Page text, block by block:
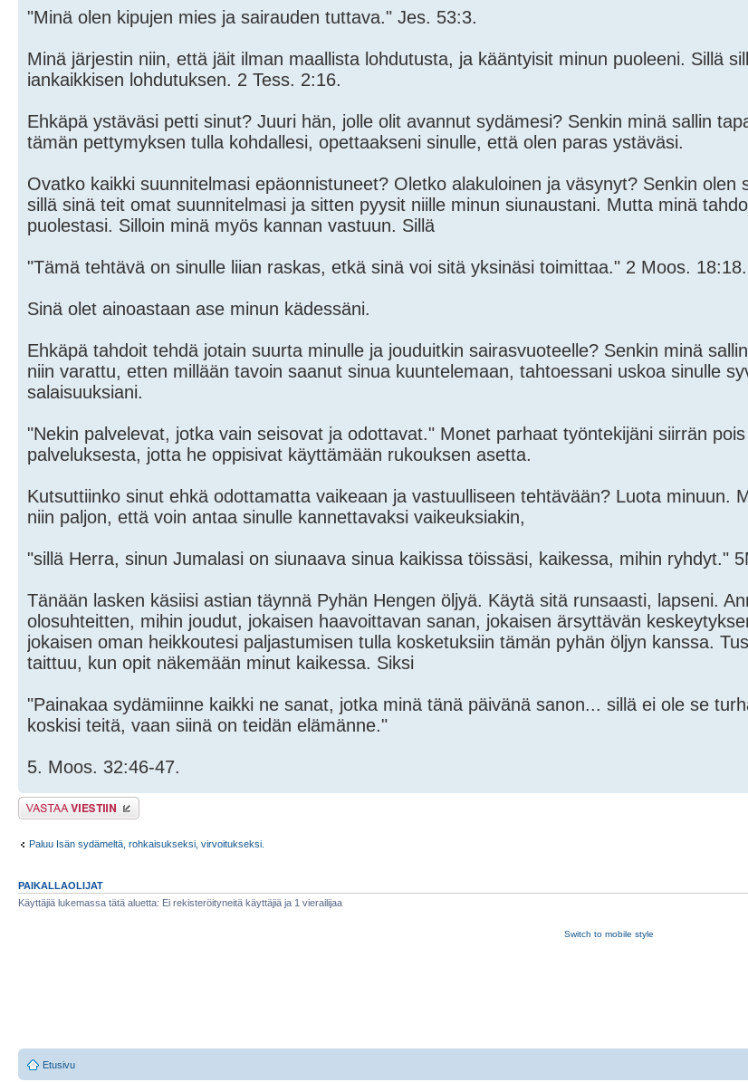
"Minä olen kipujen mies ja sairauden tuttava." Jes. 53:3.
Minä järjestin niin, että jäit ilman maallista lohdutusta, ja kääntyisit minun puoleeni. Sillä
iankaikkisen lohdutuksen. 2 Tess. 2:16.
Ehkäpä ystäväsi petti sinut? Juuri hän, jolle olit avannut sydämesi? Senkin minä sallin
tämän pettymyksen tulla kohdallesi, opettaakseni sinulle, että olen paras ystäväsi.
Ovatko kaikki suunnitelmasi epäonnistuneet? Oletko alakuloinen ja väsynyt? Senkin olen
sillä sinä teit omat suunnitelmasi ja sitten pyysit niille minun siunaustani. Mutta minä
puolestasi. Silloin minä myös kannan vastuun. Sillä
"Tämä tehtävä on sinulle liian raskas, etkä sinä voi sitä yksinäsi toimittaa." 2 Moos. 18:18.
Sinä olet ainoastaan ase minun kädessäni.
Ehkäpä tahdoit tehdä jotain suurta minulle ja jouduitkin sairasvuoteelle? Senkin minä
niin varattu, etten millään tavoin saanut sinua kuuntelemaan, tahtoessani uskoa sinulle
salaisuuksiani.
"Nekin palvelevat, jotka vain seisovat ja odottavat." Monet parhaat työntekijäni siirrän
palveluksesta, jotta he oppisivat käyttämään rukouksen asetta.
Kutsuttiinko sinut ehkä odottamatta vaikeaan ja vastuulliseen tehtävään? Luota minuun.
niin paljon, että voin antaa sinulle kannettavaksi vaikeuksiakin,
"sillä Herra, sinun Jumalasi on siunaava sinua kaikissa töissäsi, kaikessa, mihin ryhdyt."
Tänään lasken käsiisi astian täynnä Pyhän Hengen öljyä. Käytä sitä runsaasti, lapseni.
olosuhteitten, mihin joudut, jokaisen haavoittavan sanan, jokaisen ärsyttävän
jokaisen oman heikkoutesi paljastumisen tulla kosketuksiin tämän pyhän öljyn kanssa.
taittuu, kun opit näkemään minut kaikessa. Siksi
"Painakaa sydämiinne kaikki ne sanat, jotka minä tänä päivänä sanon... sillä ei ole se
koskisi teitä, vaan siinä on teidän elämänne."
5. Moos. 32:46-47.
Lähetä vastaus
Paluu Isän sydämeltä, rohkaisukseksi, virvoitukseksi.
PAIKALLAOLIJAT
Käyttäjiä lukemassa tätä aluetta: Ei rekisteröityneitä käyttäjiä ja 1 vierailijaa
Switch to mobile style
Etusivu